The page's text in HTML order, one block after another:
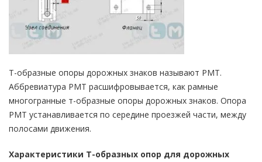
Т-образные опоры дорожных знаков называют РМТ.
Аббревиатура РМТ расшифровывается, как рамные
многогранные т-образные опоры дорожных знаков. Опора
РМТ устанавливается по середине проезжей части, между
полосами движения.
Характеристики Т-образных опор для дорожных